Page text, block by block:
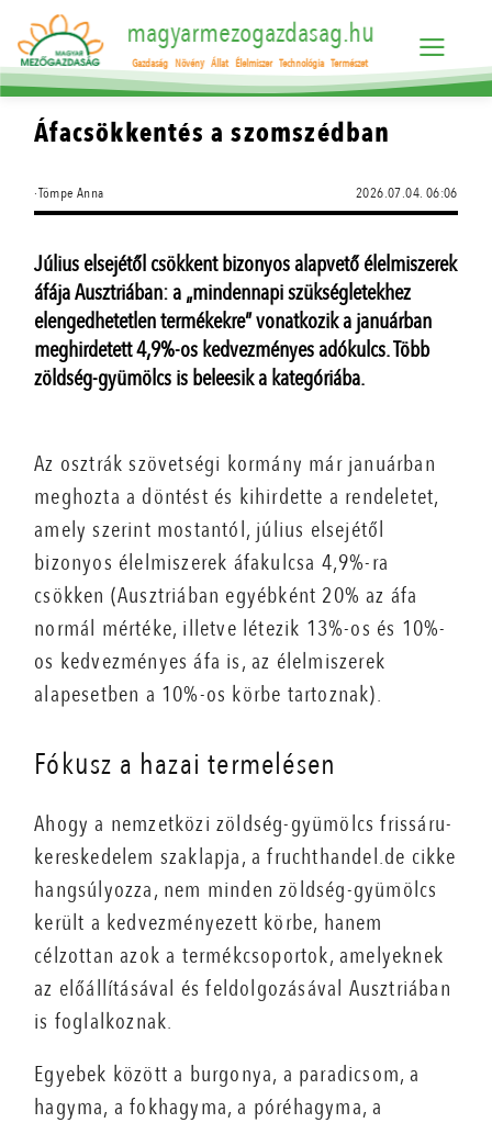
magyarmezogazdasag.hu
Gazdaság Növény Állat Élelmiszer Technológia Természet
Áfacsökkentés a szomszédban
·Tömpe Anna 2026.07.04. 06:06
Július elsejétől csökkent bizonyos alapvető élelmiszerek
áfája Ausztriában: a „mindennapi szükségletekhez
elengedhetetlen termékekre” vonatkozik a januárban
meghirdetett 4,9%-os kedvezményes adókulcs. Több
zöldség-gyümölcs is beleesik a kategóriába.
Az osztrák szövetségi kormány már januárban
meghozta a döntést és kihirdette a rendeletet,
amely szerint mostantól, július elsejétől
bizonyos élelmiszerek áfakulcsa 4,9%-ra
csökken (Ausztriában egyébként 20% az áfa
normál mértéke, illetve létezik 13%-os és 10%-
os kedvezményes áfa is, az élelmiszerek
alapesetben a 10%-os körbe tartoznak).
Fókusz a hazai termelésen
Ahogy a nemzetközi zöldség-gyümölcs frissáru-
kereskedelem szaklapja, a fruchthandel.de cikke
hangsúlyozza, nem minden zöldség-gyümölcs
került a kedvezményezett körbe, hanem
célzottan azok a termékcsoportok, amelyeknek
az előállításával és feldolgozásával Ausztriában
is foglalkoznak.
Egyebek között a burgonya, a paradicsom, a
hagyma, a fokhagyma, a póréhagyma, a